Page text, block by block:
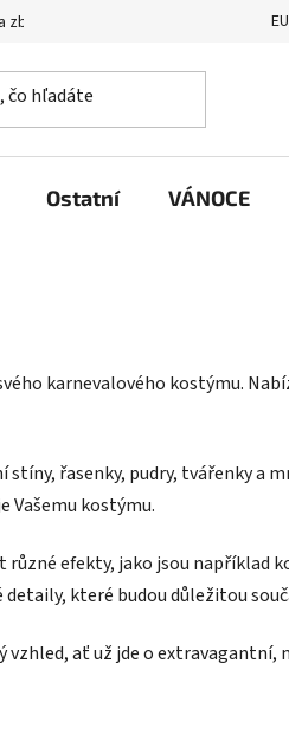
Ostatní VÁNOCE
karnevalového kostýmu.
řasenky, pudry, tvářenky a
Vašemu kostýmu.
efekty, jako jsou například
které budou důležitou
ať už jde o extravagantní,